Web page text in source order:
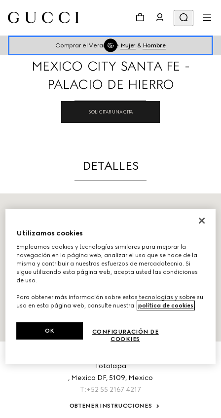
Comprar el Verano de Mujer& Hombre
Compartir
MEXICO CITY SANTA FE -
PALACIO DE HIERRO
SOLICITAR UNA CITA
DETALLES
ACERCA DE ESTA UBICACIÓN
Totolapa
, Mexico DF,5109, Mexico
T:+52 55 2167 4217
OBTENER INSTRUCCIONES
Utilizamos cookies
Empleamos cookies y tecnologías similares para mejorar la
navegación en la página web, analizar el uso que se hace de la
misma y contribuir a nuestros esfuerzos de mercadotecnia. Si
sigue utilizando esta página web, acepta usted las condiciones
de uso.
Para obtener más información sobre estas tecnologías y sobre su
uso en esta página web, consulte nuestra
política de cookies.
CONFIGURACIÓN DE
COOKIES
OK